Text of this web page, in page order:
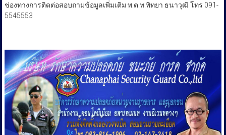
ช่องทางการติดต่อสอบถามข้อมูลเพิ่มเติม พ.ต.ท.พิทยา ธนาวุฒิ โทร 091-
5545553